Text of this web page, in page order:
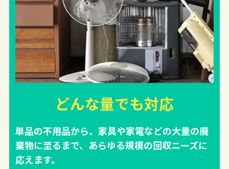
どんな量でも対応
単品の不用品から、家具や家電などの大量の廃
棄物に至るまで、あらゆる規模の回収ニーズに
応えます。